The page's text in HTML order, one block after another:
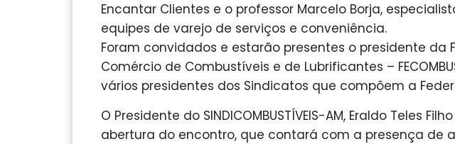
Encantar Clientes e o professor Marcelo Borja,
equipes de varejo de serviços e conveniência.
Foram convidados e estarão presentes o presidente da
Comércio de Combustíveis e de Lubrificantes –
vários presidentes dos Sindicatos que compõem a
O Presidente do SINDICOMBUSTÍVEIS-AM, Eraldo Teles
abertura do encontro, que contará com a presença de